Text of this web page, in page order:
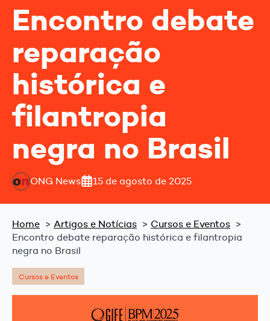
Encontro debate
reparação
histórica e
filantropia
negra no Brasil
ONG News 15 de agosto de 2025
Home Artigos e Notícias
Cursos e Eventos
Encontro debate reparação histórica e filantropia
negra no Brasil
Cursos e Eventos